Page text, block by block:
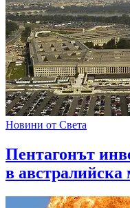
Новини от Света
Пентагонът
в австралийска